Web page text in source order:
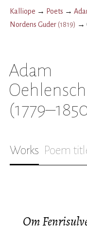
Kalliope → Poets →
Nordens Guder(1819) →
Adam
Works Poem
Om